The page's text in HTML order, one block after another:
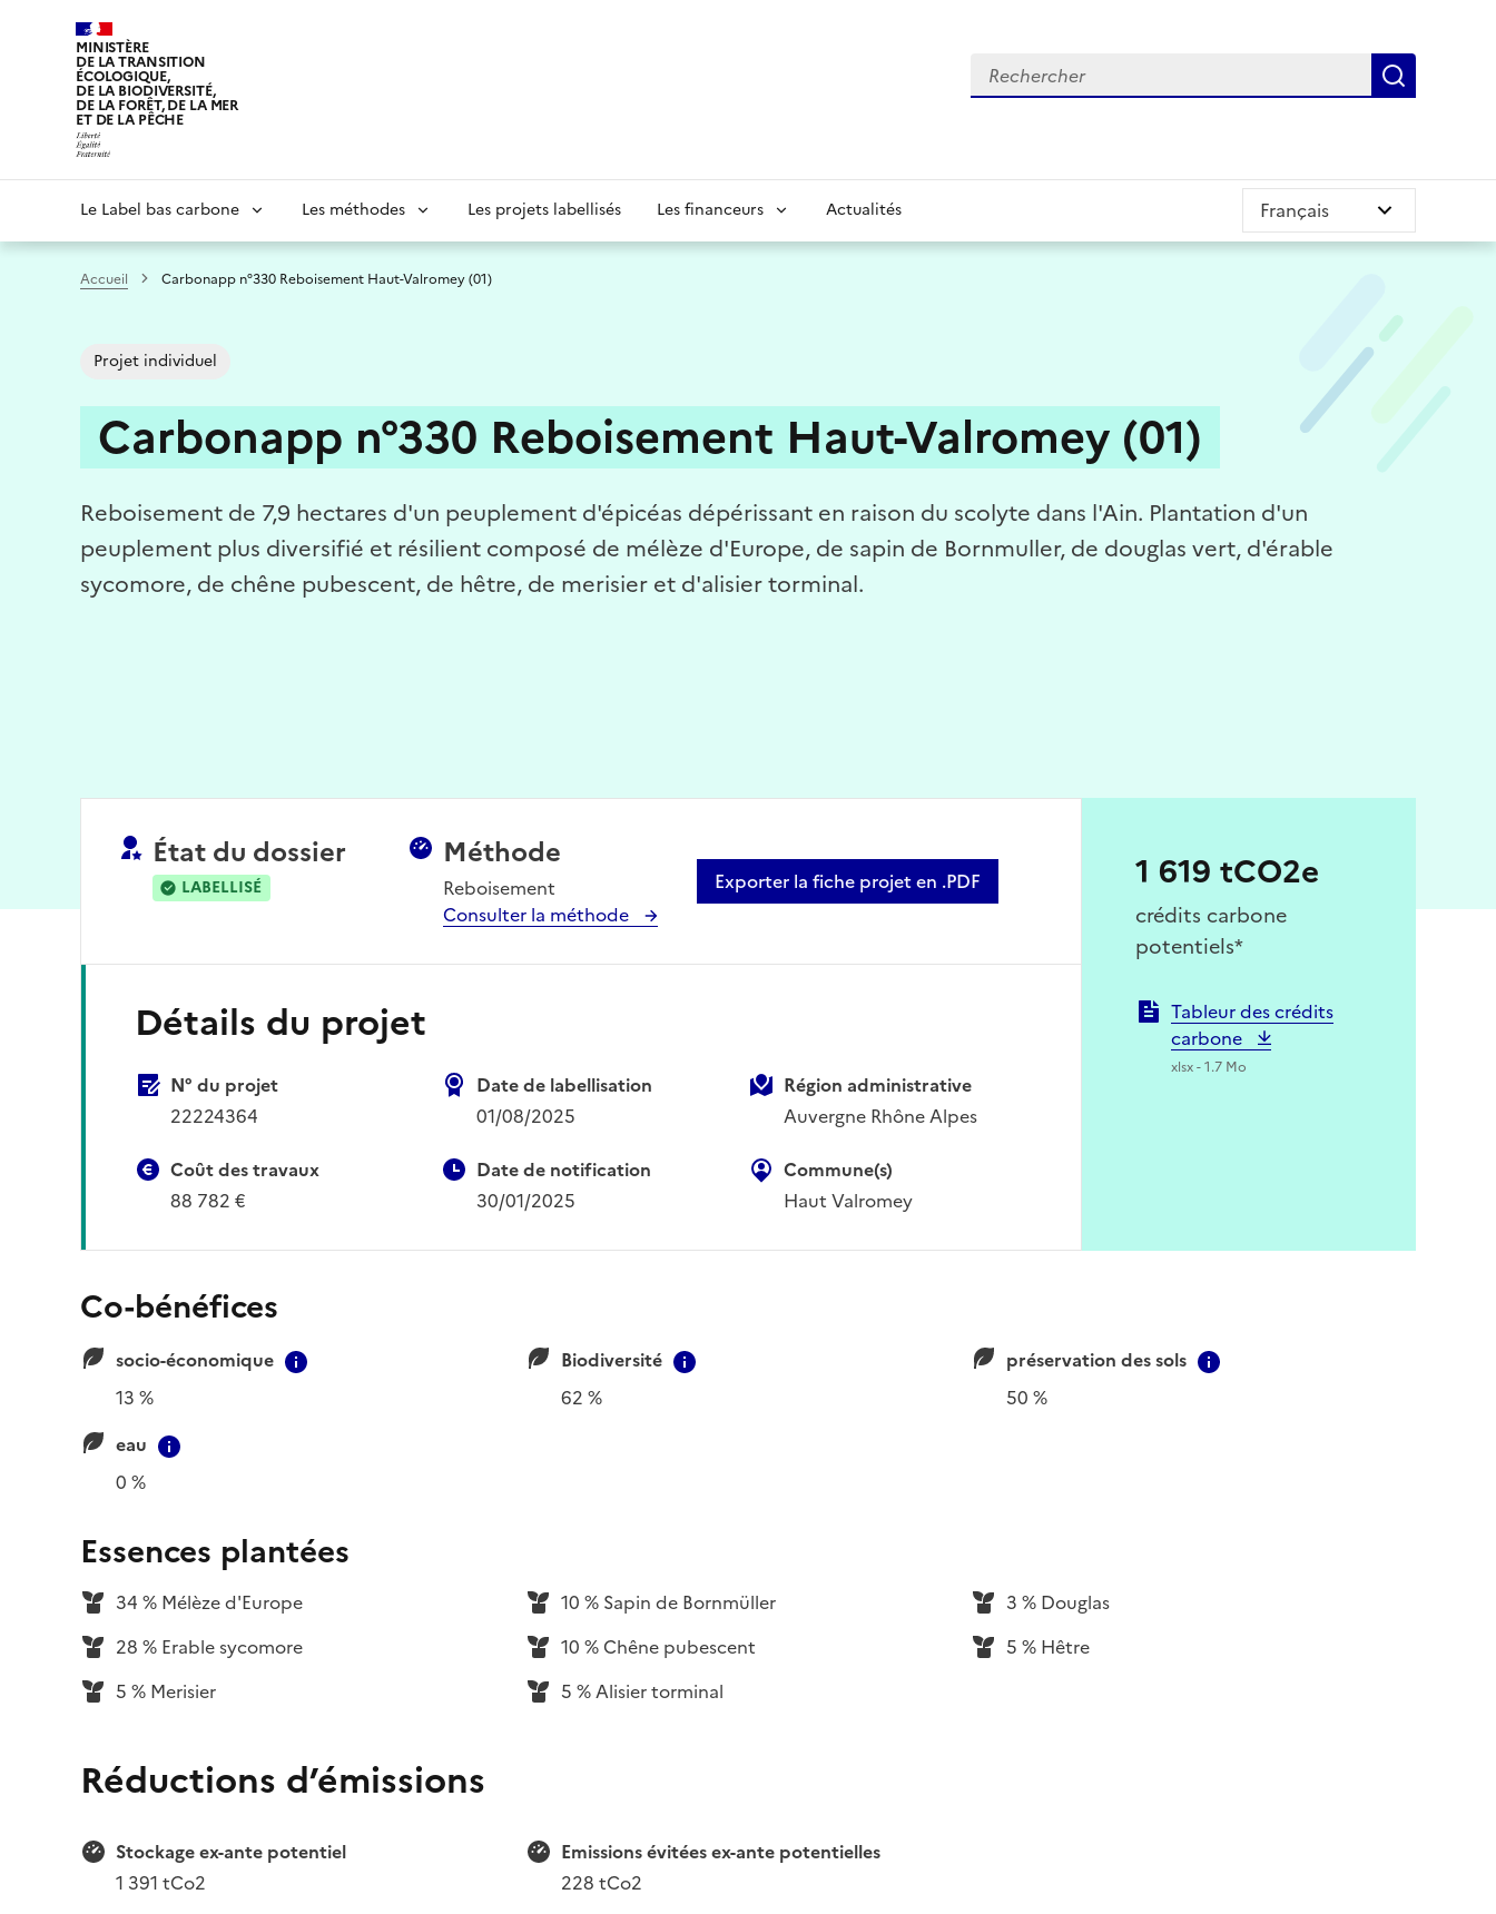
MINISTÈRE
DE LA TRANSITION
ÉCOLOGIQUE,
DE LA BIODIVERSITÉ,
DE LA FORÊT, DE LA MER
ET DE LA PÊCHE
Rechercher
principale
Le Label bas carbone Les méthodes Les projets labellisés Les financeurs Actualités
Accueil Carbonapp n°330 Reboisement Haut-Valromey (01)
Projet individuel
Carbonapp n°330 Reboisement Haut-Valromey (01)
Reboisement de 7,9 hectares d'un peuplement d'épicéas dépérissant en raison du scolyte dans l'Ain. Plantation d'un
peuplement plus diversifié et résilient composé de mélèze d'Europe, de sapin de Bornmuller, de douglas vert, d'érable
sycomore, de chêne pubescent, de hêtre, de merisier et d'alisier torminal.
État du dossier
LABELLISÉ
Méthode
Reboisement
Consulter la méthode
Exporter la fiche projet en .PDF
Détails du projet
N° du projet
22224364
Date de labellisation
01/08/2025
Région administrative
Auvergne Rhône Alpes
Coût des travaux
88 782 €
Date de notification
30/01/2025
Commune(s)
Haut Valromey
1 619 tCO2e
crédits carbone
potentiels*
Tableur des crédits
carbone
xlsx - 1.7 Mo
Co-bénéfices
socio-économique
13 %
Biodiversité
62 %
préservation des sols
50 %
eau
0 %
Essences plantées
34 % Mélèze d'Europe 10 % Sapin de Bornmüller
3 % Douglas
28 % Erable sycomore
10 % Chêne pubescent
5 % Hêtre
5 % Merisier
5 % Alisier torminal
Réductions d’émissions
Stockage ex-ante potentiel
1 391 tCo2
Emissions évitées ex-ante potentielles
228 tCo2